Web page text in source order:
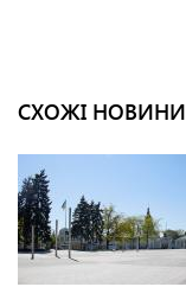
СХОЖІ НОВИНИ